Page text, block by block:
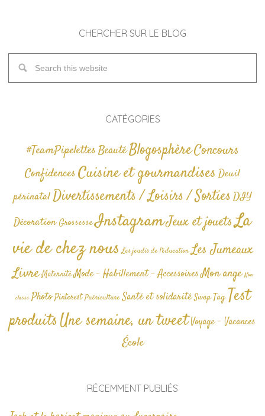
CHERCHER SUR LE BLOG
CATÉGORIES
#TeamPipelettesBeautéBlogosphèreConcours
Confidences Cuisine et gourmandises Deuil
périnatalDivertissements / Loisirs / SortiesDIY
Décoration GrossesseInstagramJeux et jouetsLa
vie de chez nous Les jeudis de l'éducation Les Jumeaux
Livre Maternité Mode - Habillement - AccessoiresMon ange Non
classé Photo Pinterest Puériculture Santé et solidarité Swap TagTest
produitsUne semaine, un tweetVoyage - Vacances
École
RÉCEMMENT PUBLIÉS